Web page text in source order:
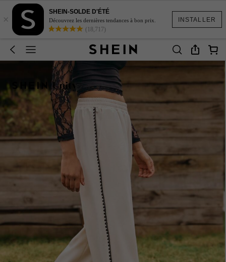
INSTALLER
×
SHEIN-SOLDE D'ÉTÉ
Découvrez les dernières tendances à bon prix.
(18,717)